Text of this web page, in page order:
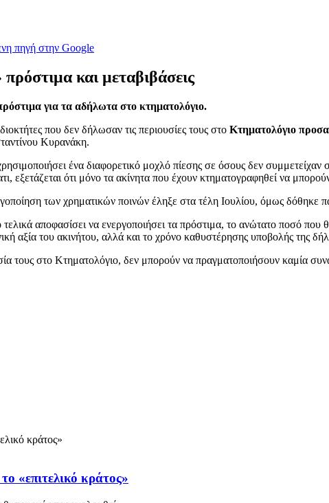
πηγή στην Google
και μεταβιβάσεις
για τα αδήλωτα στο κτηματολόγιο.
που δεν δήλωσαν τις περιουσίες τους στο Κτηματολόγιο
Κυρανάκη.
ένα διαφορετικό μοχλό πίεσης σε όσους δεν
εξετάζεται ότι μόνο τα ακίνητα που έχουν κτηματογραφηθεί να
των χρηματικών ποινών έληξε στα τέλη Ιουλίου, όμως δόθηκε
αποφασίσει να ενεργοποιήσει τα πρόστιμα, το ανώτατο ποσό
αξία του ακινήτου, αλλά και το χρόνο καθυστέρησης υποβολής της
τους στο Κτηματολόγιο, δεν μπορούν να πραγματοποιήσουν καμία
«επιτελικό κράτος»